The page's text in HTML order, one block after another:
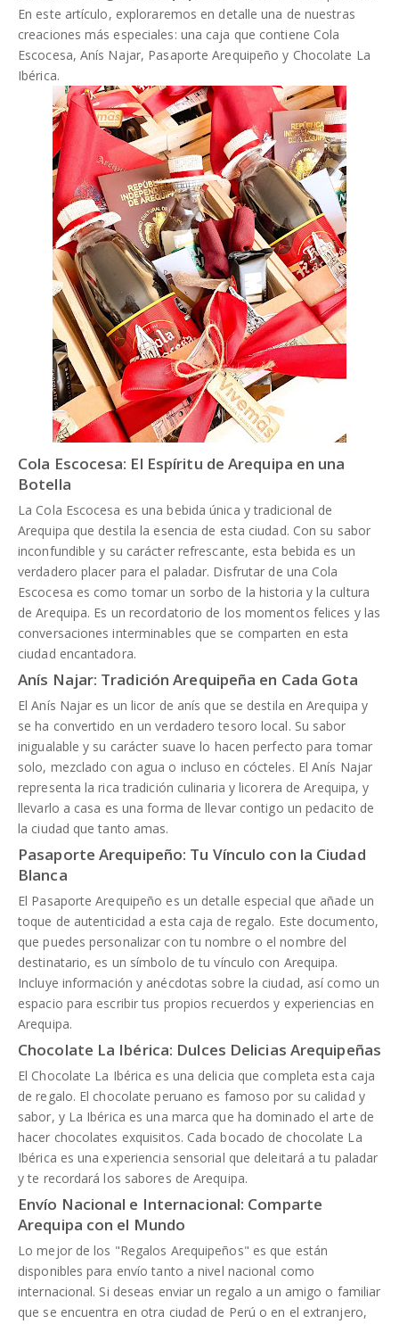
En este artículo, exploraremos en detalle una de nuestras
creaciones más especiales: una caja que contiene Cola
Escocesa, Anís Najar, Pasaporte Arequipeño y Chocolate La
Ibérica.
Cola Escocesa: El Espíritu de Arequipa en una
Botella
La Cola Escocesa es una bebida única y tradicional de
Arequipa que destila la esencia de esta ciudad. Con su sabor
inconfundible y su carácter refrescante, esta bebida es un
verdadero placer para el paladar. Disfrutar de una Cola
Escocesa es como tomar un sorbo de la historia y la cultura
de Arequipa. Es un recordatorio de los momentos felices y las
conversaciones interminables que se comparten en esta
ciudad encantadora.
Anís Najar: Tradición Arequipeña en Cada Gota
El Anís Najar es un licor de anís que se destila en Arequipa y
se ha convertido en un verdadero tesoro local. Su sabor
inigualable y su carácter suave lo hacen perfecto para tomar
solo, mezclado con agua o incluso en cócteles. El Anís Najar
representa la rica tradición culinaria y licorera de Arequipa, y
llevarlo a casa es una forma de llevar contigo un pedacito de
la ciudad que tanto amas.
Pasaporte Arequipeño: Tu Vínculo con la Ciudad
Blanca
El Pasaporte Arequipeño es un detalle especial que añade un
toque de autenticidad a esta caja de regalo. Este documento,
que puedes personalizar con tu nombre o el nombre del
destinatario, es un símbolo de tu vínculo con Arequipa.
Incluye información y anécdotas sobre la ciudad, así como un
espacio para escribir tus propios recuerdos y experiencias en
Arequipa.
Chocolate La Ibérica: Dulces Delicias Arequipeñas
El Chocolate La Ibérica es una delicia que completa esta caja
de regalo. El chocolate peruano es famoso por su calidad y
sabor, y La Ibérica es una marca que ha dominado el arte de
hacer chocolates exquisitos. Cada bocado de chocolate La
Ibérica es una experiencia sensorial que deleitará a tu paladar
y te recordará los sabores de Arequipa.
Envío Nacional e Internacional: Comparte
Arequipa con el Mundo
Lo mejor de los "Regalos Arequipeños" es que están
disponibles para envío tanto a nivel nacional como
internacional. Si deseas enviar un regalo a un amigo o familiar
que se encuentra en otra ciudad de Perú o en el extranjero,